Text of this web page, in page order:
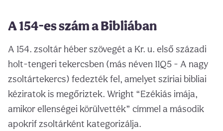
A 154-es szám a Bibliában
A 154. zsoltár héber szövegét a Kr. u. első századi
holt-tengeri tekercsben (más néven 11Q5 - A nagy
zsoltártekercs) fedezték fel, amelyet szíriai bibliai
kéziratok is megőriztek. Wright “Ezékiás imája,
amikor ellenségei körülvették” címmel a második
apokrif zsoltárként kategorizálja.